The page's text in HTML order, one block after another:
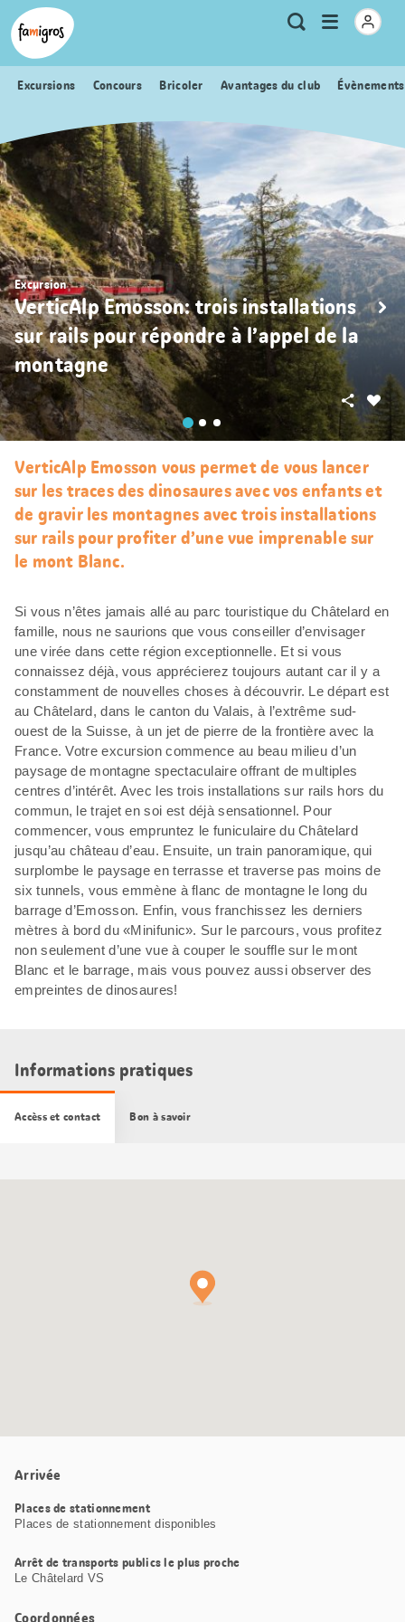
Signets
de
navigation
Header
Logo Métanavigation
RechercheOuvrir
Excursions Concours Bricoler Avantages du club
Excursion
VerticAlp Emosson: trois installations
sur rails pour répondre à l’appel de la
montagne
Partager
VerticAlp Emosson vous permet de vous lancer
sur les traces des dinosaures avec vos enfants et
de gravir les montagnes avec trois installations
sur rails pour profiter d’une vue imprenable sur
le mont Blanc.
Si vous n’êtes jamais allé au parc touristique du Châtelard en
famille, nous ne saurions que vous conseiller d’envisager
une virée dans cette région exceptionnelle. Et si vous
connaissez déjà, vous apprécierez toujours autant car il y a
constamment de nouvelles choses à découvrir. Le départ est
au Châtelard, dans le canton du Valais, à l’extrême sud-
ouest de la Suisse, à un jet de pierre de la frontière avec la
France. Votre excursion commence au beau milieu d’un
paysage de montagne spectaculaire offrant de multiples
centres d’intérêt. Avec les trois installations sur rails hors du
commun, le trajet en soi est déjà sensationnel. Pour
commencer, vous empruntez le funiculaire du Châtelard
jusqu’au château d’eau. Ensuite, un train panoramique, qui
surplombe le paysage en terrasse et traverse pas moins de
six tunnels, vous emmène à flanc de montagne le long du
barrage d’Emosson. Enfin, vous franchissez les derniers
mètres à bord du «Minifunic». Sur le parcours, vous profitez
non seulement d’une vue à couper le souffle sur le mont
Blanc et le barrage, mais vous pouvez aussi observer des
empreintes de dinosaures!
Informations pratiques
Accèss et contact Bon à savoir
Arrivée
Places de stationnement
Places de stationnement disponibles
Arrêt de transports publics le plus proche
Le Châtelard VS
Coordonnées